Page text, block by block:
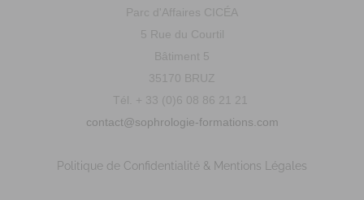
Parc d'Affaires CICÉA
5 Rue du Courtil
Bâtiment 5
35170 BRUZ
Tél. + 33 (0)6 08 86 21 21
contact@sophrologie-formations.com
Politique de Confidentialité & Mentions Légales